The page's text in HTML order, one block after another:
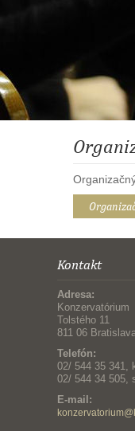
Kontakt
Adresa:
Konzervatórium
Tolstého 11
811 06
Telefón:
02/ 544 35 341,
02/ 544 34 505,
E-mail: